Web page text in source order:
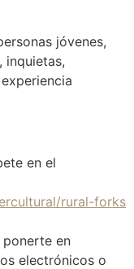
jóvenes,
inquietas,
en el
rural-forks
ponerte en
electrónicos o